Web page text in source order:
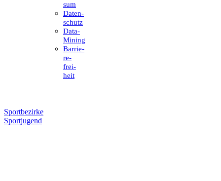
sum
Daten­
schutz
Data-
Mining
Barrie­
re­
frei­
heit
Sportbezirke
Sportjugend